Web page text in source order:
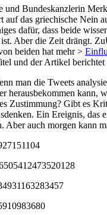
und Bundeskanzlerin
das griechische Nein
dafür, dass beide
Aber die Zeit drängt.
beiden hat mehr >
und der Artikel
man die Tweets
herausbekommen kann,
Zustimmung? Gibt es
Ein Ereignis,
auch morgen kann